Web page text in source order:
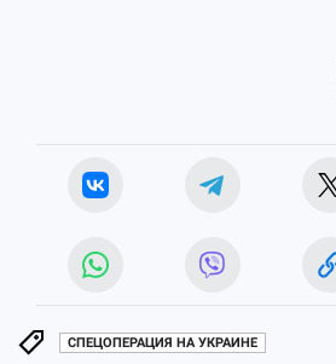
СПЕЦОПЕРАЦИЯ НА УКРАИНЕ